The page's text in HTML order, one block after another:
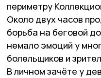
периметру
Около двух часов
борьба на беговой
немало эмоций у
болельщиков и
В личном зачёте у